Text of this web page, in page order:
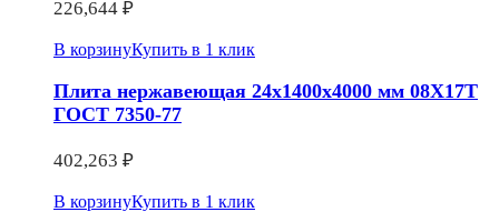
226,644 ₽
В корзинуКупить в 1 клик
Плита нержавеющая 24х1400х4000 мм 08Х17Т
ГОСТ 7350-77
402,263 ₽
В корзинуКупить в 1 клик